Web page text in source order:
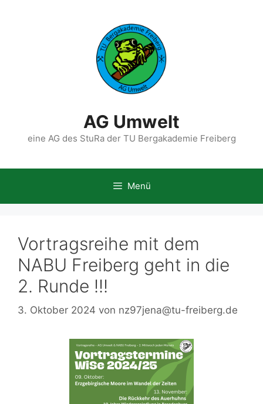
AG Umwelt
eine AG des StuRa der TU Bergakademie Freiberg
Menü
Vortragsreihe mit dem
NABU Freiberg geht in die
2. Runde !!!
3. Oktober 2024 von nz97jena@tu-freiberg.de